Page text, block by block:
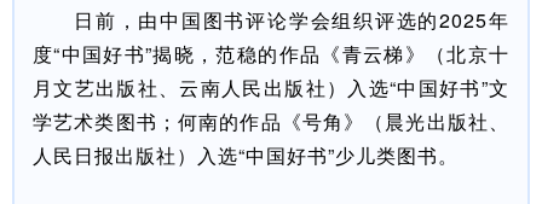
日前，由中国图书评论学会组织评选的2025年
度“中国好书”揭晓，范稳的作品《青云梯》（北京十
月文艺出版社、云南人民出版社）入选“中国好书”文
学艺术类图书；何南的作品《号角》（晨光出版社、
人民日报出版社）入选“中国好书”少儿类图书。